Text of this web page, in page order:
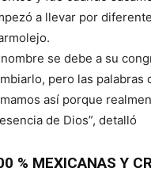
a llevar por
se debe a su
pero las palabras
así porque
de Dios”, detalló
% MEXICANAS Y